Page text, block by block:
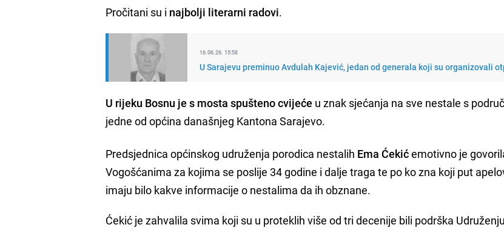
Pročitani su i najbolji literarni radovi.
16.06.26. 15:58
U Sarajevu preminuo Avdulah Kajević, jedan od generala koji su organizovali
U rijeku Bosnu je s mosta spušteno cvijeće u znak sjećanja na sve nestale s
jedne od općina današnjeg Kantona Sarajevo.
Predsjednica općinskog udruženja porodica nestalih Ema Ćekićemotivno je
Vogošćanima za kojima se poslije 34 godine i dalje traga te po ko zna koji put
imaju bilo kakve informacije o nestalima da ih obznane.
Ćekić je zahvalila svima koji su u proteklih više od tri decenije bili podrška